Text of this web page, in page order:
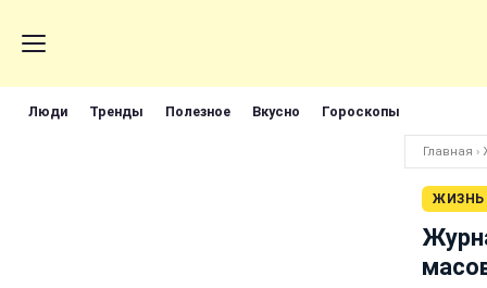
Люди Тренды Полезное Вкусно Гороскопы
Главная ›
ЖИЗНЬ